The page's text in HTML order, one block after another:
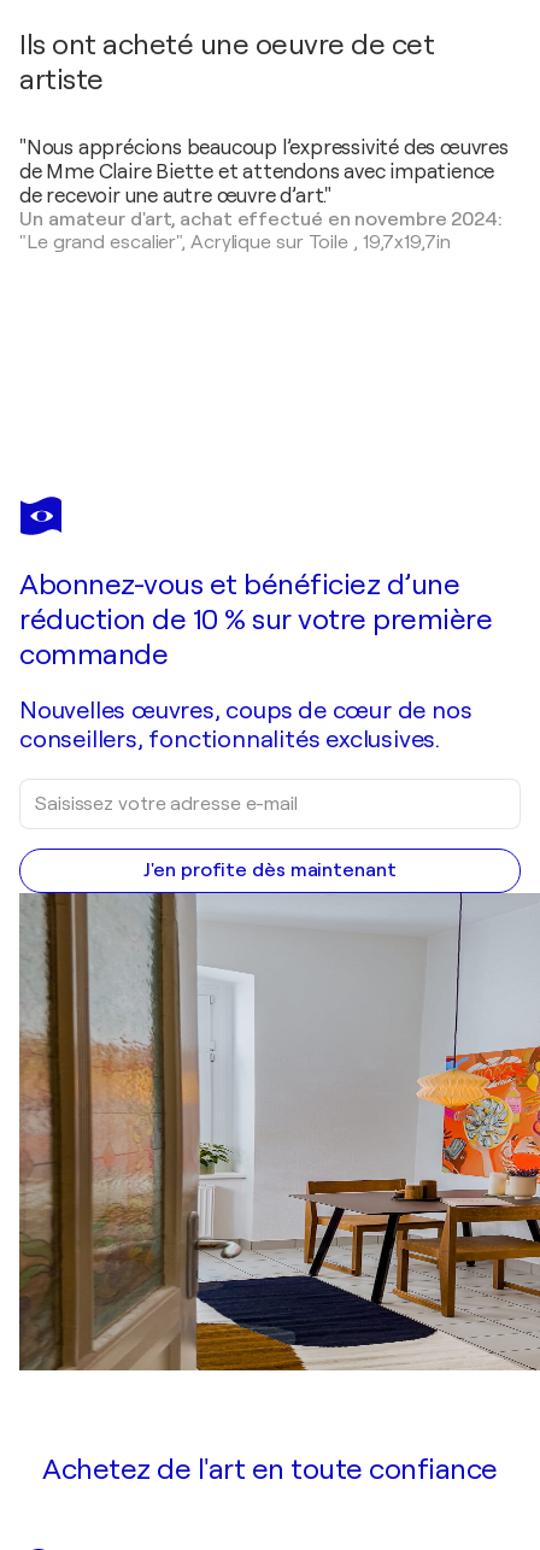
Ils ont acheté une oeuvre de cet
artiste
"Nous apprécions beaucoup l’expressivité des œuvres
de Mme Claire Biette et attendons avec impatience
de recevoir une autre œuvre d’art."
Un amateur d'art, achat effectué en novembre 2024:
"Le grand escalier", Acrylique sur Toile , 19,7x19,7in
CLAIRE BIETTE
chemin de plénitude
Abonnez-vous et bénéficiez d’une
réduction de 10 % sur votre première
commande
Nouvelles œuvres, coups de cœur de nos
conseillers, fonctionnalités exclusives.
J'en profite dès maintenant
Achetez de l'art en toute confiance